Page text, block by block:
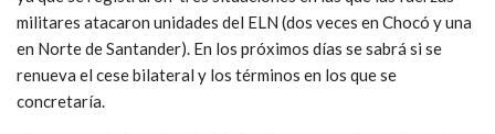
militares atacaron unidades del ELN (dos veces en Chocó y una
en Norte de Santander). En los próximos días se sabrá si se
renueva el cese bilateral y los términos en los que se
concretaría.